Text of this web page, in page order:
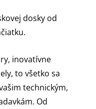
dosky od
inovatívne
to všetko sa
technickým,
Od